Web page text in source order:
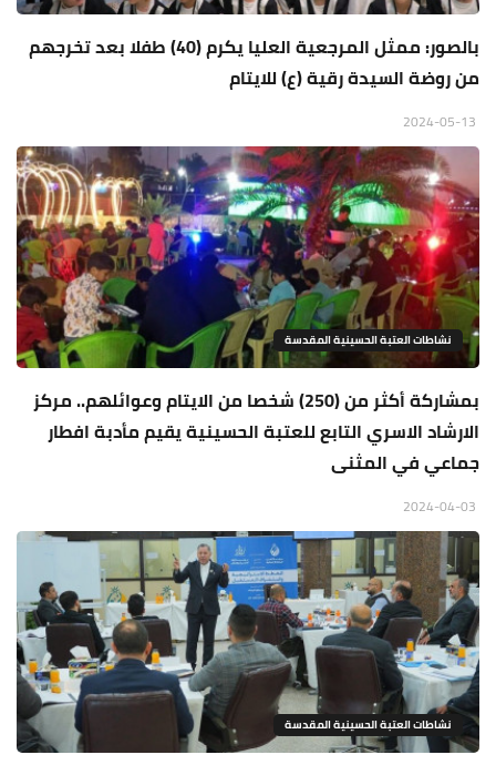
بالصور: ممثل المرجعية العليا يكرم (40) طفلا بعد تخرجهم
من روضة السيدة رقية (ع) للايتام
نشاطات العتبة الحسينية المقدسة
بمشاركة أكثر من (250) شخصا من الايتام وعوائلهم.. مركز
الارشاد الاسري التابع للعتبة الحسينية يقيم مأدبة افطار
جماعي في المثنى
نشاطات العتبة الحسينية المقدسة